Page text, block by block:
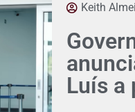
Keith
Luís a